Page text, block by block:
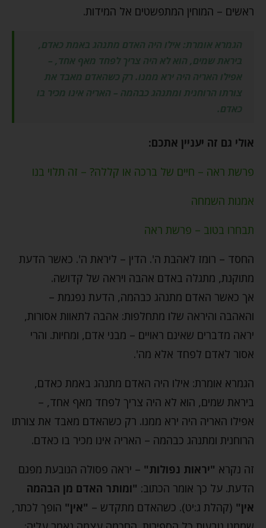
ראשים – המוחין המתפשטים אל המידות.
הגמרא אומרת: אילו היה האדם מתנהג באמת כאדם,
ביראת שמים, הוא לא היה צריך לפחד מאף אחד, –
אפילו האריה היה ירא ממנו. רק כשהאדם מאבד את
צורתו הרוחנית ומתנהג כבהמה – האריה אינו מכיר בו
כאדם.
אולי גם זה יעניין אתכם:
פרשת ראה – חיים של ברכה או קללה? – זה תלוי בנו
אמנות השמחה
תבחרו בטוב – פרשת ראה
החסד – רומז לאהבת ה'. הדין – ליראת ה'. כאשר הדעת
מתוקנת, מתגלה באדם אהבה ויראה של קדושה.
אך כאשר האדם מתנהג כבהמה, הדעת נפגמת –
והאהבה והיראה שלו מתחלפות: אהבה לתאוות אסורות,
יראה מדברים שאינם ראויים – מבני אדם, ומחיות. והרי
אסור לאדם לפחד אלא מה'.
הגמרא אומרת: אילו היה האדם מתנהג באמת כאדם,
ביראת שמים, הוא לא היה צריך לפחד מאף אחד, –
אפילו האריה היה ירא ממנו. רק כשהאדם מאבד את צורתו
הרוחנית ומתנהג כבהמה – האריה אינו מכיר בו כאדם.
זה נקרא "יראות נפולות" – יראה פסולה הנובעת מפגם
הדעת. על כך אומר הכתוב: "ומותר האדם מן הבהמה
אין" (קהלת ג:יט). כשהאדם מתקדש – "אין" הופך לכתר,